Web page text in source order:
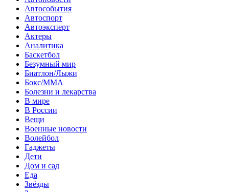
Автособытия
Автоспорт
Автоэксперт
Актеры
Аналитика
Баскетбол
Безумный мир
Биатлон/Лыжи
Бокс/MMA
Болезни и лекарства
В мире
В России
Вещи
Военные новости
Волейбол
Гаджеты
Дети
Дом и сад
Еда
Звёзды